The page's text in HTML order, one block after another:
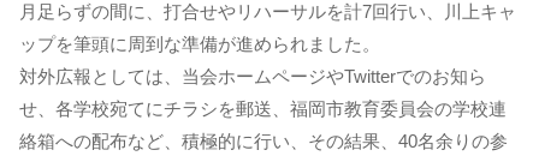
月足らずの間に、打合せやリハーサルを計7回行い、川上キャ
ップを筆頭に周到な準備が進められました。
対外広報としては、当会ホームページやTwitterでのお知ら
せ、各学校宛てにチラシを郵送、福岡市教育委員会の学校連
絡箱への配布など、積極的に行い、その結果、40名余りの参